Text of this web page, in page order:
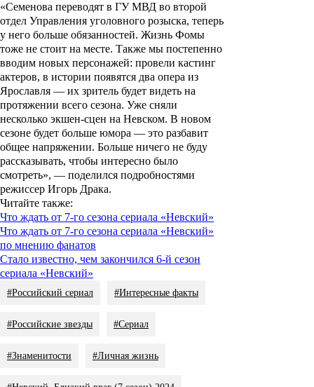
«Семенова переводят в ГУ МВД во второй
отдел Управления уголовного розыска, теперь
у него больше обязанностей. Жизнь Фомы
тоже не стоит на месте. Также мы постепенно
вводим новых персонажей: провели кастинг
актеров, в истории появятся два опера из
Ярославля — их зритель будет видеть на
протяжении всего сезона. Уже сняли
несколько экшен-сцен на Невском. В новом
сезоне будет больше юмора — это разбавит
общее напряжении. Больше ничего не буду
рассказывать, чтобы интересно было
смотреть», — поделился подробностями
режиссер Игорь Драка.
Читайте также:
Что ждать от 7-го сезона сериала «Невский»
Что ждать от 7-го сезона сериала «Невский»
по мнению фанатов
Стало известно, чем закончился 6-й сезон
сериала «Невский»
#Российский сериал #Интересные факты
#Российские звезды #Сериал
#Знаменитости #Личная жизнь